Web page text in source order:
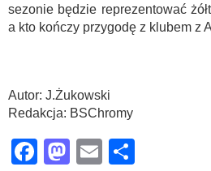
sezonie będzie reprezentować
a kto kończy przygodę z klubem z
Autor: J.Żukowski
Redakcja: BSChromy
Facebook
Mastodon
Email